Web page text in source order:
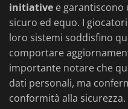
initiative e
sicuro ed equo. I
loro sistemi soddisfino
comportare
importante notare che
dati personali, ma
conformità alla sicurezza.